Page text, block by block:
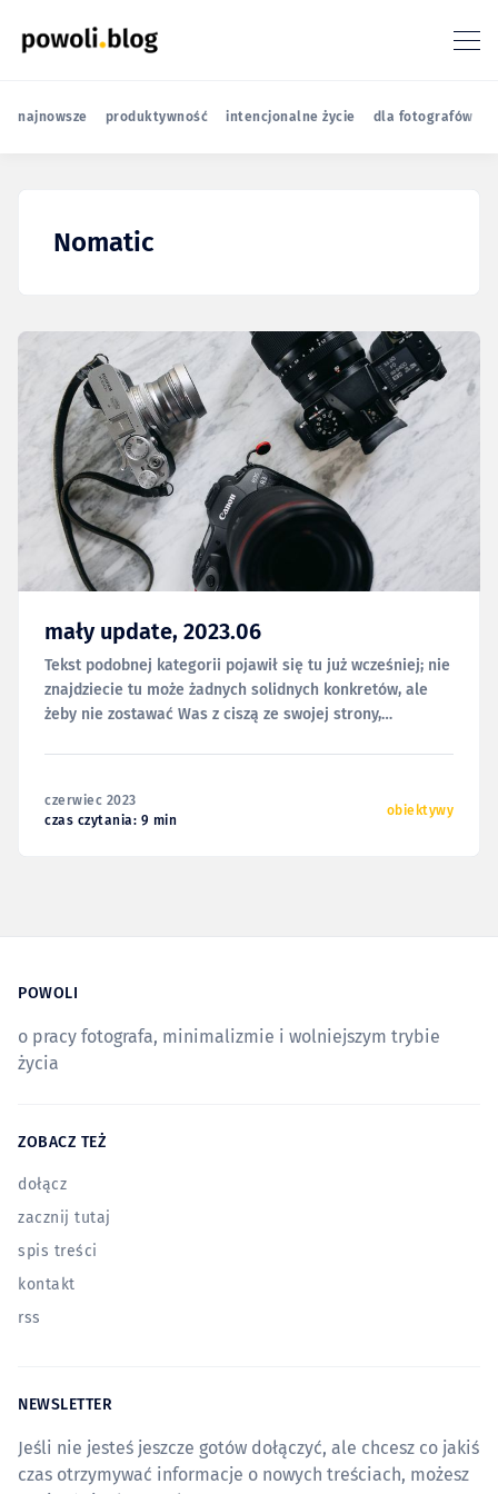
najnowsze produktywność intencjonalne życie dla fotografów
Nomatic
mały update, 2023.06
Tekst podobnej kategorii pojawił się tu już wcześniej; nie
znajdziecie tu może żadnych solidnych konkretów, ale
żeby nie zostawać Was z ciszą ze swojej strony,
innych, bardziej dogłębnych
czerwiec 2023
czas czytania: 9 min
obiektywy
POWOLI
o pracy fotografa, minimalizmie i wolniejszym trybie
życia
ZOBACZ TEŻ
dołącz
zacznij tutaj
spis treści
kontakt
rss
NEWSLETTER
Jeśli nie jesteś jeszcze gotów dołączyć, ale chcesz co jakiś
czas otrzymywać informacje o nowych treściach, możesz